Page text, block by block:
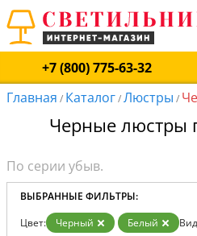
+7 (800) 775-63-32
Главная / Каталог/Люстры /
Черные люстры
ВЫБРАННЫЕ ФИЛЬТРЫ:
Цвет: Черный Белый